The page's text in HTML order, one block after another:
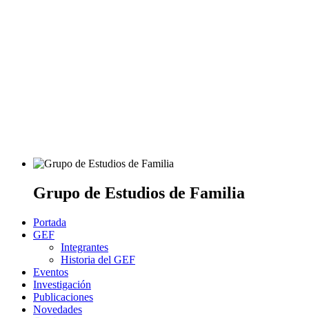
Grupo de Estudios de Familia
Portada
GEF
Integrantes
Historia del GEF
Eventos
Investigación
Publicaciones
Novedades